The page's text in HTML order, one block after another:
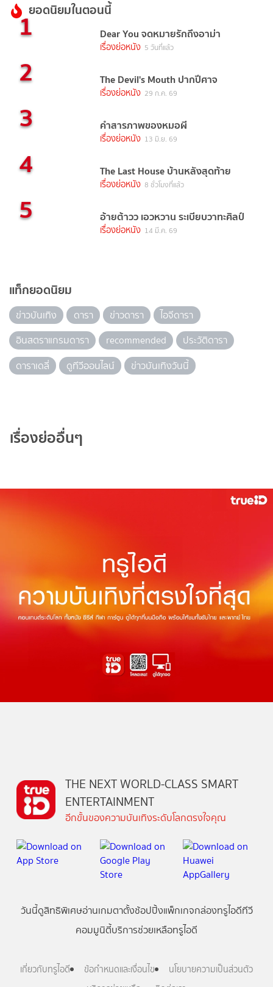
ยอดนิยมในตอนนี้
1 Dear You จดหมายรักถึงอาม่า
เรื่องย่อหนัง 5 วันที่แล้ว
2 The Devil's Mouth ปากปีศาจ
เรื่องย่อหนัง 29 ก.ค. 69
3 คำสารภาพของหมอผี
เรื่องย่อหนัง 13 มิ.ย. 69
4 The Last House บ้านหลังสุดท้าย
เรื่องย่อหนัง 8 ชั่วโมงที่แล้ว
5 อ้ายต้าวว เอวหวาน ระเบียบวาทะศิลป์
เรื่องย่อหนัง 14 มี.ค. 69
แท็กยอดนิยม
ข่าวบันเทิง ดารา ข่าวดารา
ไอจีดารา
อินสตราแกรมดารา
recommended
ประวัติดารา
ดาราเดลี่
ดูทีวีออนไลน์ ข่าวบันเทิงวันนี้
เรื่องย่ออื่นๆ
THE NEXT WORLD-CLASS SMART
ENTERTAINMENT
อีกขั้นของความบันเทิงระดับโลกตรงใจคุณ
วันนี้ดูสิทธิพิเศษอ่านเกมตาตั้งช้อปปิ้งแพ็กเกจกล่องทรูไอดีทีวี
คอมมูนิตี้บริการช่วยเหลือทรูไอดี
เกี่ยวกับทรูไอดี ข้อกำหนดและเงื่อนไข
นโยบายความเป็นส่วนตัว